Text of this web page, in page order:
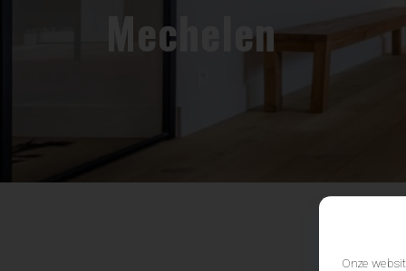
Mechelen
Onze